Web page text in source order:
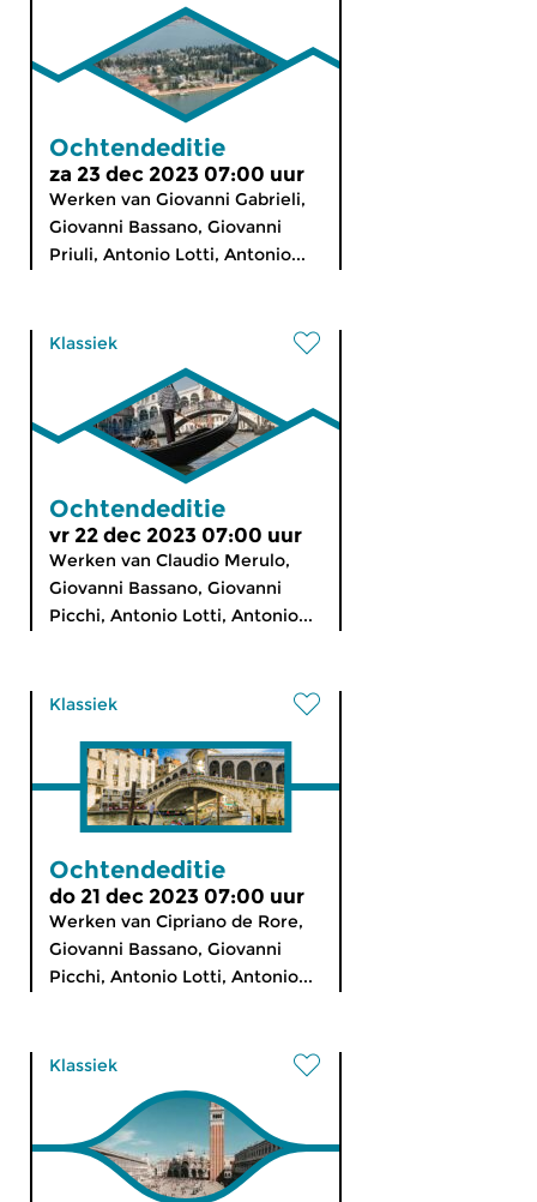
Ochtendeditie
za 23 dec 2023 07:00 uur
Werken van Giovanni Gabrieli,
Giovanni Bassano, Giovanni
Priuli, Antonio Lotti, Antonio...
Klassiek
Ochtendeditie
vr 22 dec 2023 07:00 uur
Werken van Claudio Merulo,
Giovanni Bassano, Giovanni
Picchi, Antonio Lotti, Antonio...
Klassiek
Ochtendeditie
do 21 dec 2023 07:00 uur
Werken van Cipriano de Rore,
Giovanni Bassano, Giovanni
Picchi, Antonio Lotti, Antonio...
Klassiek